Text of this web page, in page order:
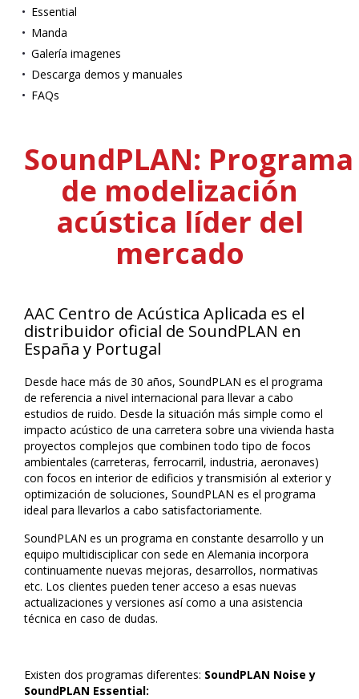
Essential
Manda
Galería imagenes
Descarga demos y manuales
FAQs
SoundPLAN: Programa
de modelización
acústica líder del
mercado
AAC Centro de Acústica Aplicada es el
distribuidor oficial de SoundPLAN en
España y Portugal
Desde hace más de 30 años, SoundPLAN es el programa
de referencia a nivel internacional para llevar a cabo
estudios de ruido. Desde la situación más simple como el
impacto acústico de una carretera sobre una vivienda hasta
proyectos complejos que combinen todo tipo de focos
ambientales (carreteras, ferrocarril, industria, aeronaves)
con focos en interior de edificios y transmisión al exterior y
optimización de soluciones, SoundPLAN es el programa
ideal para llevarlos a cabo satisfactoriamente.
SoundPLAN es un programa en constante desarrollo y un
equipo multidisciplicar con sede en Alemania incorpora
continuamente nuevas mejoras, desarrollos, normativas
etc. Los clientes pueden tener acceso a esas nuevas
actualizaciones y versiones así como a una asistencia
técnica en caso de dudas.
Existen dos programas diferentes: SoundPLAN Noise y
SoundPLAN Essential: